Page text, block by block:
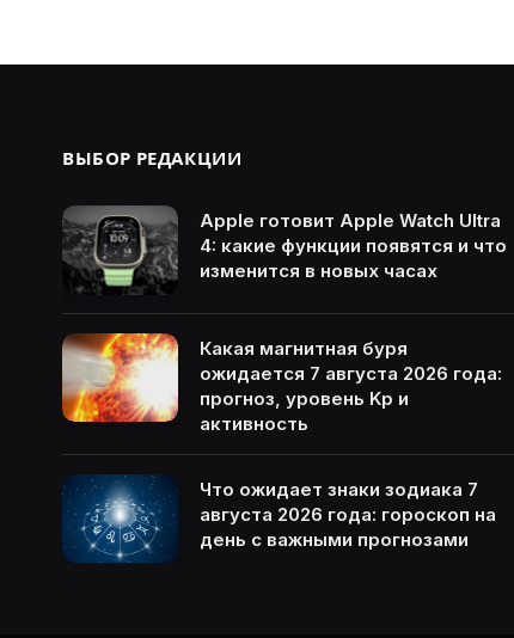
ВЫБОР РЕДАКЦИИ
Apple готовит Apple Watch Ultra
4: какие функции появятся и что
изменится в новых часах
Какая магнитная буря
ожидается 7 августа 2026 года:
прогноз, уровень Kp и
активность
Что ожидает знаки зодиака 7
августа 2026 года: гороскоп на
день с важными прогнозами